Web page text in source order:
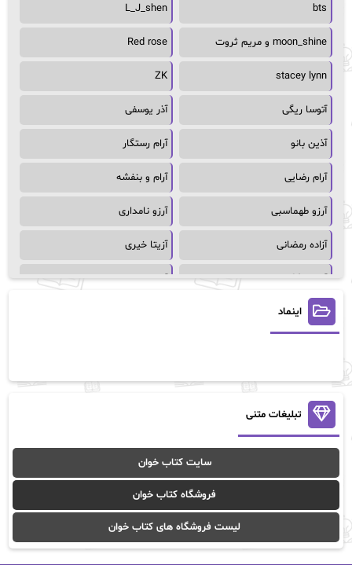
bts
L_J_shen
moon_shine و مریم ثروت Red rose
stacey lynn
ZK
آتوسا ریگی آذر یوسفی
آذین بانو آرام رستگار
آرام رضایی آرام و بنفشه
آرزو طهماسبی آرزو نامداری
آزاده رمضانی آزیتا خیری
آسمان64 آسمان۶۵
آسیه احمدی
آن ماری سلینکو آنا تاد
آنالیا
آوا موسوی آیدا (Aixi)
آیدا باقری آیسان صادقی
ا_اصغر زاده ا_اصغرزاده
اریک مورگنشترن از نیلوفر لاری
اینماد
تبلیغات متنی
سایت کتاب خوان
فروشگاه کتاب خوان
لیست فروشگاه های کتاب خوان